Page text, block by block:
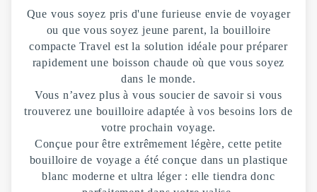
Que vous soyez pris d'une furieuse envie de voyager
ou que vous soyez jeune parent, la bouilloire
compacte Travel est la solution idéale pour préparer
rapidement une boisson chaude où que vous soyez
dans le monde.
Vous n’avez plus à vous soucier de savoir si vous
trouverez une bouilloire adaptée à vos besoins lors de
votre prochain voyage.
Conçue pour être extrêmement légère, cette petite
bouilloire de voyage a été conçue dans un plastique
blanc moderne et ultra léger : elle tiendra donc